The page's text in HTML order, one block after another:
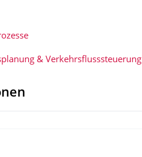
& Verkehrsflusssteue­rung